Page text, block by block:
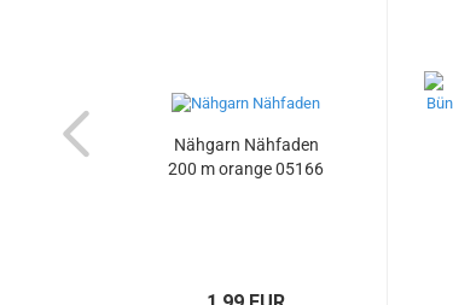
Nähgarn Nähfaden
200 m orange 05166